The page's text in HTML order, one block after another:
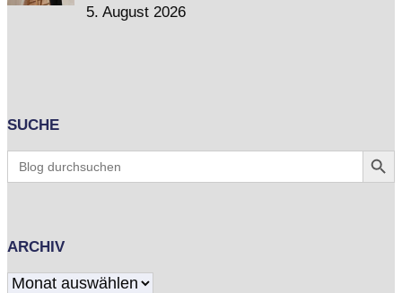
5. August 2026
SUCHE
for:
Search
ARCHIV
Archiv